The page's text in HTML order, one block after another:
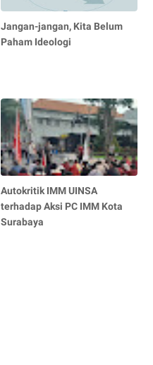
Jangan-jangan, Kita Belum
Paham Ideologi
Autokritik IMM UINSA
terhadap Aksi PC IMM Kota
Surabaya